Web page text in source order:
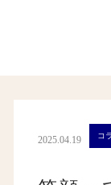
2025.04.19 コ